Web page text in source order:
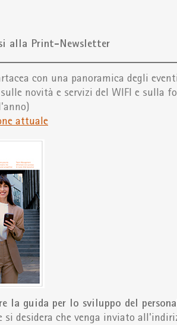
alla Print-Newsletter
con una panoramica degli
novità e servizi del WIFI e sulla
attuale
la guida per lo sviluppo del
si desidera che venga inviato